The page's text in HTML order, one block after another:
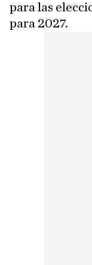
para las
para 2027.